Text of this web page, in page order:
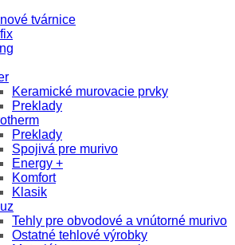
tvárnice
Keramické murovacie prvky
Preklady
Preklady
Spojivá pre murivo
Energy +
Komfort
Klasik
Tehly pre obvodové a vnútorné murivo
Ostatné tehlové výrobky